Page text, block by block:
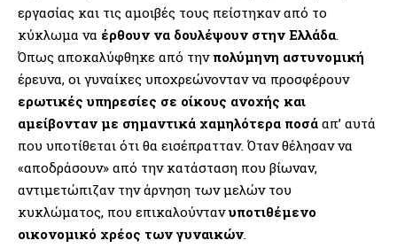
εργασίας και τις αμοιβές τους πείστηκαν από το
κύκλωμα να έρθουν να δουλέψουν στην Ελλάδα.
Όπως αποκαλύφθηκε από την πολύμηνη αστυνομική
έρευνα, οι γυναίκες υποχρεώνονταν να προσφέρουν
ερωτικές υπηρεσίες σε οίκους ανοχής και
αμείβονταν με σημαντικά χαμηλότερα ποσά απ’ αυτά
που υποτίθεται ότι θα εισέπρατταν. Όταν θέλησαν να
«αποδράσουν» από την κατάσταση που βίωναν,
αντιμετώπιζαν την άρνηση των μελών του
κυκλώματος, που επικαλούντανυποτιθέμενο
οικονομικό χρέος των γυναικών.